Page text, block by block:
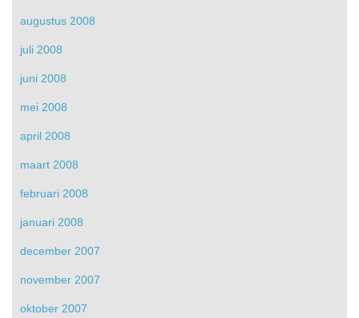
augustus 2008
juli 2008
juni 2008
mei 2008
april 2008
maart 2008
februari 2008
januari 2008
december 2007
november 2007
oktober 2007